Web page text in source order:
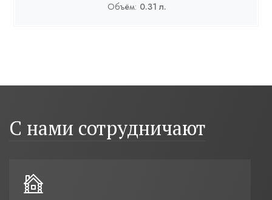
Объём: 0.31 л.
С нами сотрудничают